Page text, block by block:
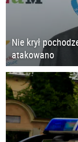
Nie krył
atakowano